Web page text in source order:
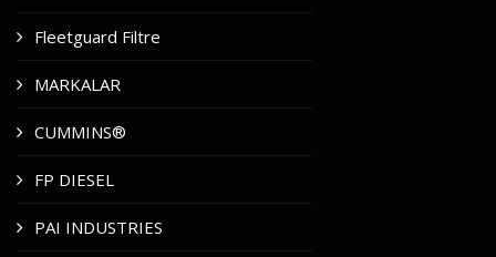
Fleetguard Filtre
MARKALAR
CUMMINS®
FP DIESEL
PAI INDUSTRIES